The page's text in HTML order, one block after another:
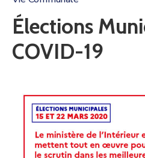
Élections
COVID-19